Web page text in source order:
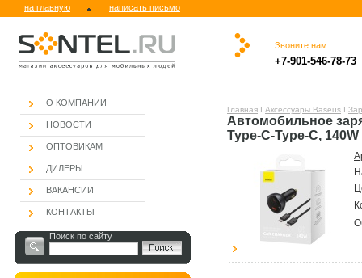
на главную написать письмо
Звоните нам
..ю
..
.+7-901-546-78-73
.
О КОМПАНИИ
НОВОСТИ
ОПТОВИКАМ
ДИЛЕРЫ
ВАКАНСИИ
КОНТАКТЫ
Поиск по сайту
Главная Ι Аксессуары Baseus Ι
Автомобильное
Type-C-Type-C,